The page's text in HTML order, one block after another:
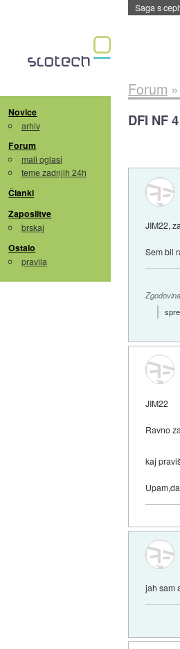
BMW v
Novice
arhiv
Forum
mali oglasi
teme zadnjih 24h
Članki
Zaposlitve
brskaj
Ostalo
pravila
Forum »
DFI NF
JIM22,
Sem bil
JIM22
Ravno
kaj
jah sam